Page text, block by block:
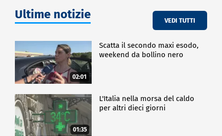
Ultime notizie VEDI TUTTI
02:01
Scatta il secondo maxi esodo,
weekend da bollino nero
01:35
L'Italia nella morsa del caldo
per altri dieci giorni